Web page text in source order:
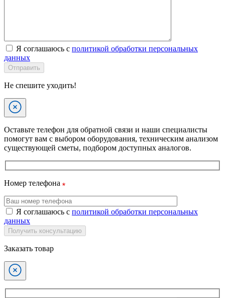
Я соглашаюсь с политикой обработки персональных
данных
Отправить
Не спешите уходить!
Оставьте телефон для обратной связи и наши специалисты
помогут вам с выбором оборудования, техническим анализом
существующей сметы, подбором доступных аналогов.
Номер телефона
Я соглашаюсь с политикой обработки персональных
данных
Получить консультацию
Заказать товар